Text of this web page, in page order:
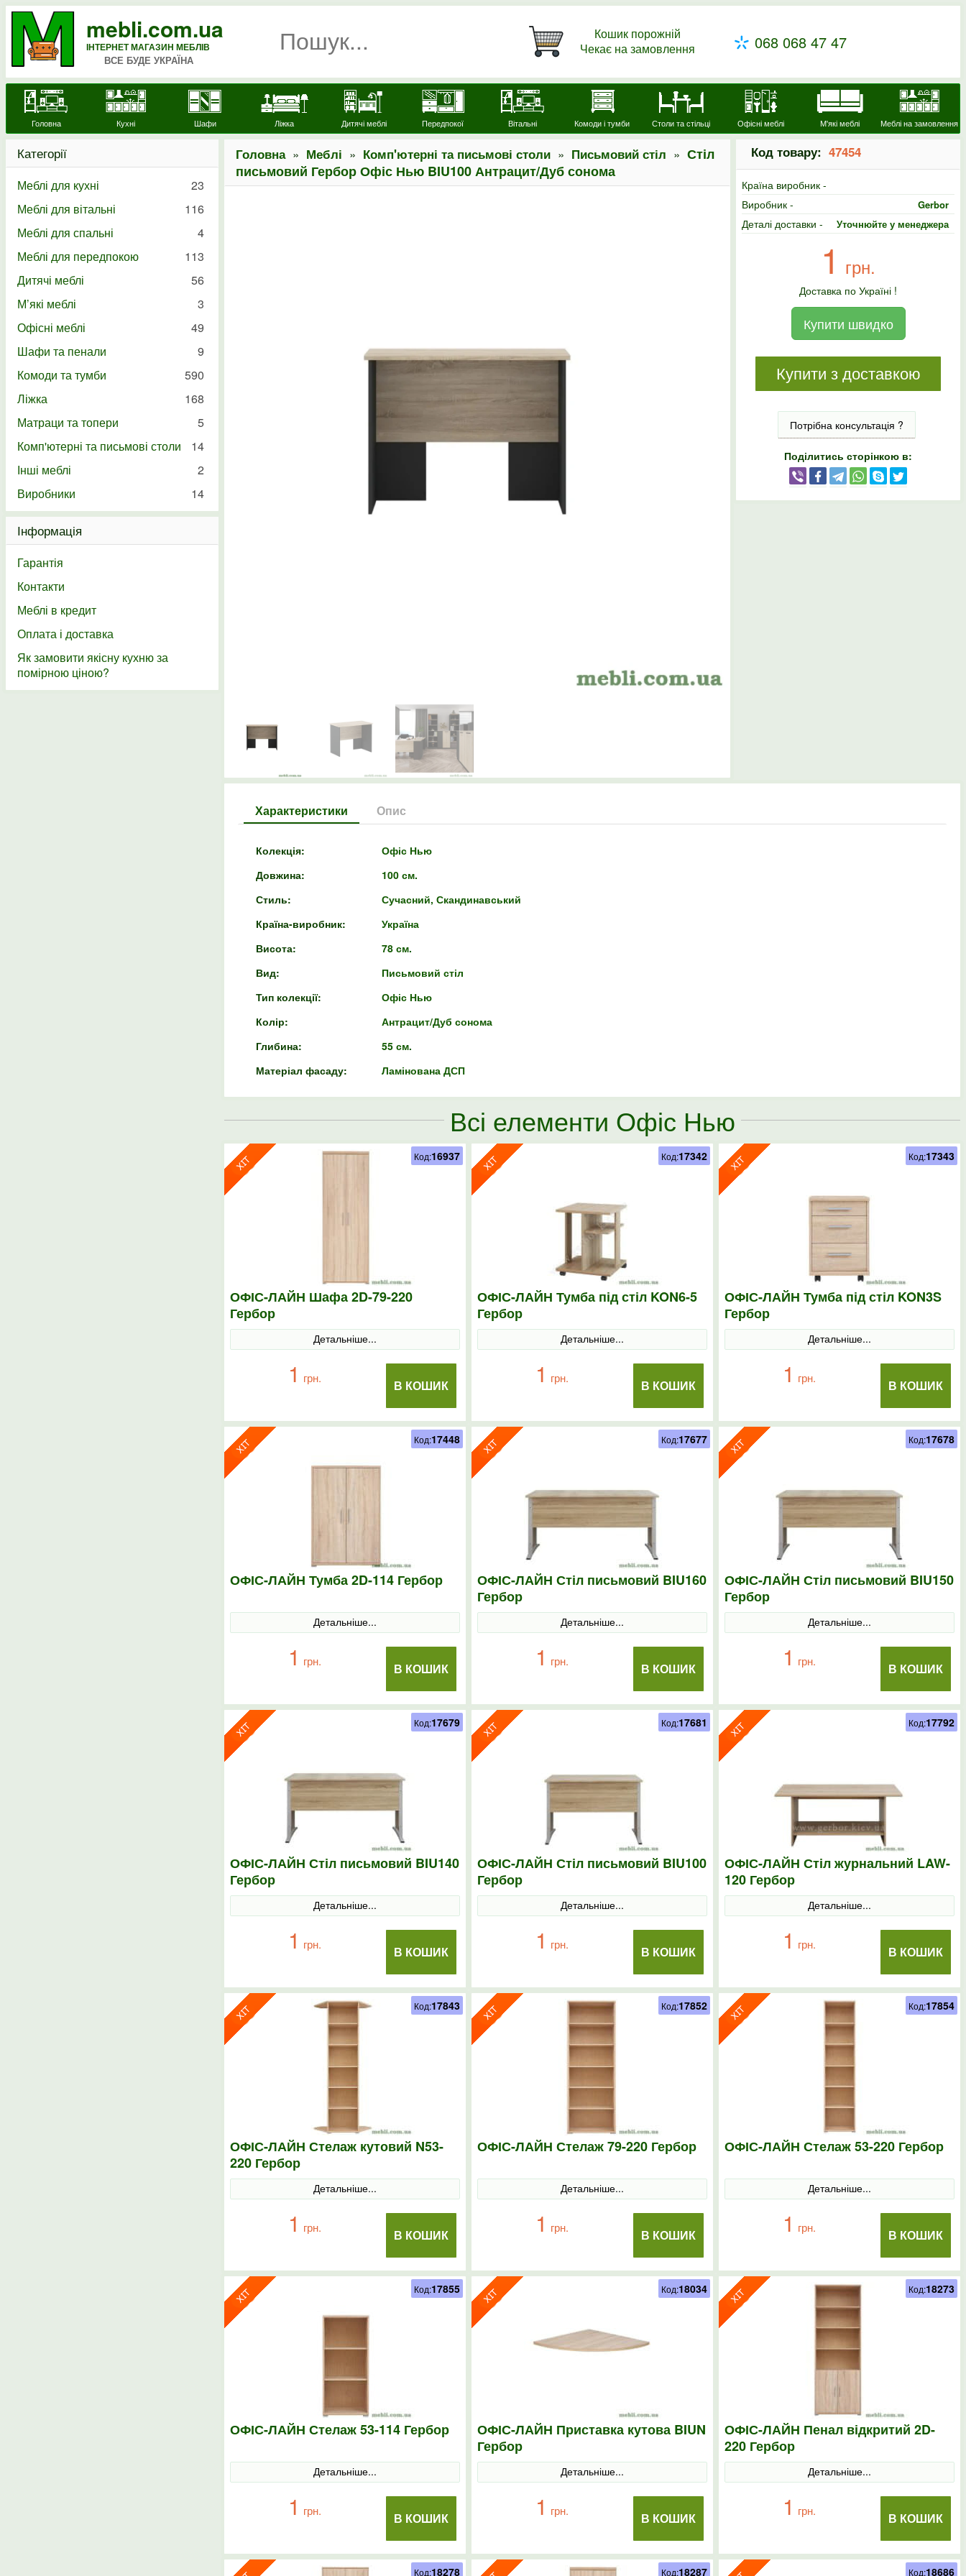
Кошик порожній
Чекає на замовлення
068 068 47 47
mebli.com.ua
ІНТЕРНЕТ МАГАЗИН МЕБЛІВ
ВСЕ БУДЕ УКРАЇНА
Головна Кухні Шафи Ліжка Дитячі меблі Передпокої Вітальні Комоди і тумби Столи та стільці Офісні меблі М'які меблі Меблі на замовлення
Головна» Меблі » Комп'ютерні та письмові столи » Письмовий стіл » Стіл
письмовий Гербор Офіс Нью BIU100 Антрацит/Дуб сонома
Код товару: 47454
Країна виробник -
Виробник -
Gerbor
Деталі доставки - Уточнюйте у менеджера
1 грн.
Доставка по Україні !
Купити швидко
Купити з доставкою
Потрібна консультація ?
Поділитись сторінкою в:
Характеристики Опис
Колекція:
Офіс Нью
Довжина:
100 см.
Стиль:
Сучасний, Скандинавський
Країна-виробник:
Україна
Висота:
78 см.
Вид:
Письмовий стіл
Тип колекції:
Офіс Нью
Колір:
Антрацит/Дуб сонома
Глибина:
55 см.
Матеріал фасаду:
Ламінована ДСП
Всі елементи Офіс Нью
ОФІС-ЛАЙН Шафа 2D-79-220
Гербор
Детальніше...
В КОШИК
1 грн.
Код:16937
ОФІС-ЛАЙН Тумба під стіл KON6-5
Гербор
Детальніше...
В КОШИК
1 грн.
Код:17342
ОФІС-ЛАЙН Тумба під стіл KON3S
Гербор
Детальніше...
В КОШИК
1 грн.
Код:17343
ОФІС-ЛАЙН Тумба 2D-114 Гербор
Детальніше...
В КОШИК
1 грн.
Код:17448
ОФІС-ЛАЙН Стіл письмовий BIU160
Гербор
Детальніше...
В КОШИК
1 грн.
Код:17677
ОФІС-ЛАЙН Стіл письмовий BIU150
Гербор
Детальніше...
В КОШИК
1 грн.
Код:17678
ОФІС-ЛАЙН Стіл письмовий BIU140
Гербор
Детальніше...
В КОШИК
1 грн.
Код:17679
ОФІС-ЛАЙН Стіл письмовий BIU100
Гербор
Детальніше...
В КОШИК
1 грн.
Код:17681
ОФІС-ЛАЙН Стіл журнальний LAW-
120 Гербор
Детальніше...
В КОШИК
1 грн.
Код:17792
ОФІС-ЛАЙН Стелаж кутовий N53-
220 Гербор
Детальніше...
В КОШИК
1 грн.
Код:17843
ОФІС-ЛАЙН Стелаж 79-220 Гербор
Детальніше...
В КОШИК
1 грн.
Код:17852
ОФІС-ЛАЙН Стелаж 53-220 Гербор
Детальніше...
В КОШИК
1 грн.
Код:17854
ОФІС-ЛАЙН Стелаж 53-114 Гербор
Детальніше...
В КОШИК
1 грн.
Код:17855
ОФІС-ЛАЙН Приставка кутова BIUN
Гербор
Детальніше...
В КОШИК
1 грн.
Код:18034
ОФІС-ЛАЙН Пенал відкритий 2D-
220 Гербор
Детальніше...
В КОШИК
1 грн.
Код:18273
Код:18278 Код:18287 Код:18686
Категорії
Меблі для кухні
23
Меблі для вітальні
116
Меблі для спальні
4
Меблі для передпокою
113
Дитячі меблі
56
М’які меблі
3
Офісні меблі
49
Шафи та пенали
9
Комоди та тумби
590
Ліжка
168
Матраци та топери
5
Комп'ютерні та письмові столи
14
Інші меблі
2
Виробники
14
Інформація
Гарантія
Контакти
Меблі в кредит
Оплата і доставка
Як замовити якісну кухню за
помірною ціною?